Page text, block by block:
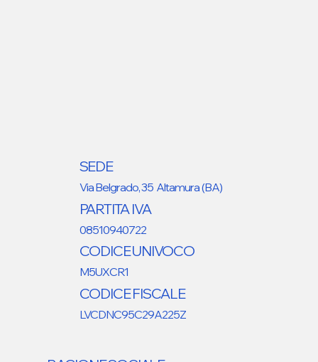
SEDE
Via Belgrado, 35 Altamura (BA)
PARTITA IVA
08510940722
CODICE UNIVOCO
M5UXCR1
CODICE FISCALE
LVCDNC95C29A225Z